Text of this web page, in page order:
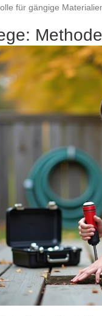
für gängige